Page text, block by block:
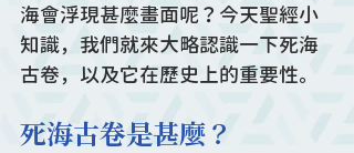
海會浮現甚麼畫面呢？今天聖經小
知識，我們就來大略認識一下死海
古卷，以及它在歷史上的重要性。
死海古卷是甚麼？